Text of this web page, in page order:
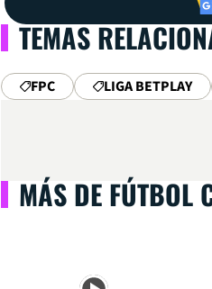
TEMAS
FPC LIGA BETPLAY
MÁS DE FÚTBOL